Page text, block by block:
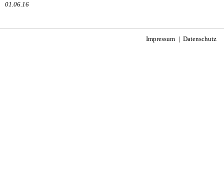
01.06.16
Impressum Datenschutz